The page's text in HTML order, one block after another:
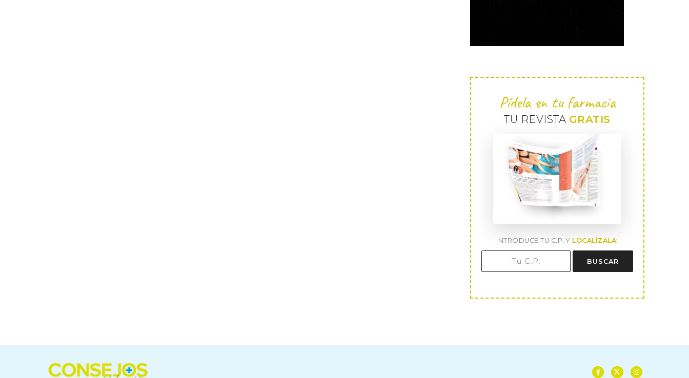
Pídela en tu farmacia
TU REVISTA GRATIS
INTRODUCE TU C.P. Y LOCALÍZALA:
BUSCAR